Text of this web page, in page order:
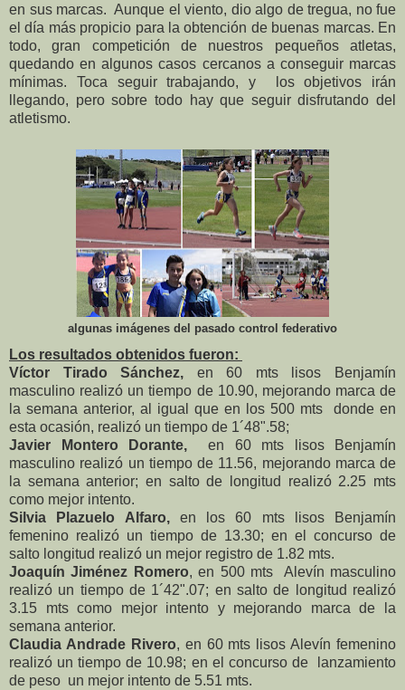
en sus marcas. Aunque el viento, dio algo de tregua, no fue
el día más propicio para la obtención de buenas marcas. En
todo, gran competición de nuestros pequeños atletas,
quedando en algunos casos cercanos a conseguir marcas
mínimas. Toca seguir trabajando, y los objetivos irán
llegando, pero sobre todo hay que seguir disfrutando del
atletismo.
algunas imágenes del pasado control federativo
Los resultados obtenidos fueron:
Víctor Tirado Sánchez, en 60 mts lisos Benjamín
masculino realizó un tiempo de 10.90, mejorando marca de
la semana anterior, al igual que en los 500 mts donde en
esta ocasión, realizó un tiempo de 1´48".58;
Javier Montero Dorante, en 60 mts lisos Benjamín
masculino realizó un tiempo de 11.56, mejorando marca de
la semana anterior; en salto de longitud realizó 2.25 mts
como mejor intento.
Silvia Plazuelo Alfaro,en los 60 mts lisos Benjamín
femenino realizó un tiempo de 13.30; en el concurso de
salto longitud realizó un mejor registro de 1.82 mts.
Joaquín Jiménez Romero, en 500 mts Alevín masculino
realizó un tiempo de 1´42".07; en salto de longitud realizó
3.15 mts como mejor intento y mejorando marca de la
semana anterior.
Claudia Andrade Rivero, en 60 mts lisos Alevín femenino
realizó un tiempo de 10.98; en el concurso de lanzamiento
de peso un mejor intento de 5.51 mts.